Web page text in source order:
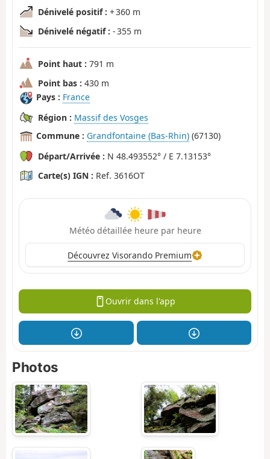
Dénivelé positif : + 360 m
Dénivelé négatif : - 355 m
Point haut : 791 m
Point bas : 430 m
Pays : France
Région : Massif des Vosges
Commune : Grandfontaine (Bas-Rhin) (67130)
Départ/Arrivée : N 48.493552° / E 7.13153°
Carte(s) IGN : Ref. 3616OT
Météo détaillée heure par heure
Découvrez Visorando Premium
Ouvrir dans l'app
Photos